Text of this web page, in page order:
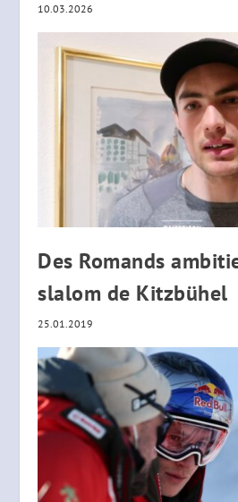
10.03.2026
Des Romands
slalom de Kitzbühel
25.01.2019